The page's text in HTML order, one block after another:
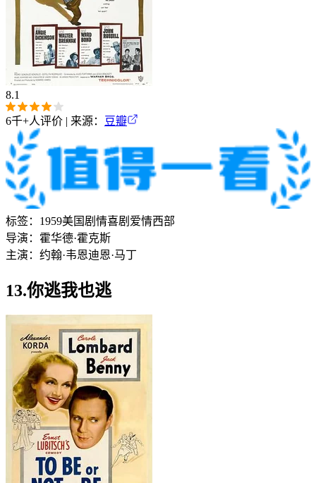
8.1
6千+人评价 | 来源： 豆瓣
标签： 1959美国 剧情喜剧 爱情西部
导演： 霍华德·霍克斯
主演： 约翰·韦恩迪恩·马丁
13.你逃我也逃